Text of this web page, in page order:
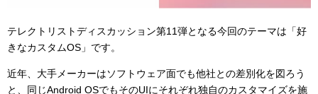
テレクトリストディスカッション第11弾となる今回のテーマは「好
きなカスタムOS」です。
近年、大手メーカーはソフトウェア面でも他社との差別化を図ろう
と、同じAndroid OSでもそのUIにそれぞれ独自のカスタマイズを施